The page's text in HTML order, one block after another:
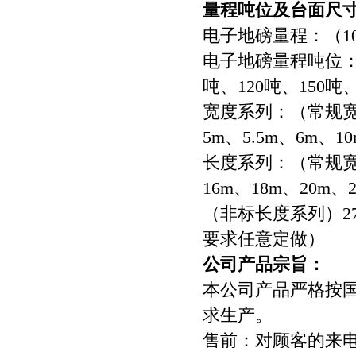
量程吨位及台面尺
电子地磅量程：（
电子地磅量程吨位
吨、120吨、150吨
宽度系列：（常规
5m、5.5m、6m、
长度系列：（常规
16m、18m、20m、
（非标长度系列）
要求任意定做）
公司产品宗旨：
本公司产品严格按
求生产。
售前：对顾客的来